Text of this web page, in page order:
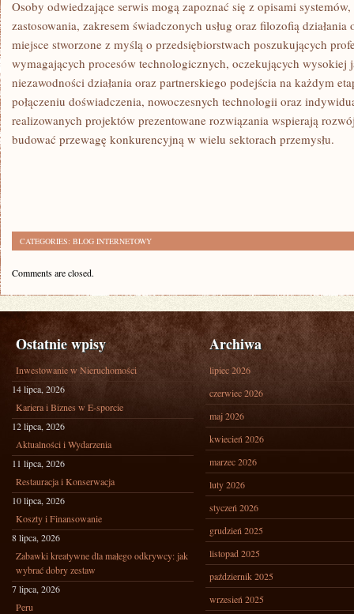
Osoby odwiedzające serwis mogą zapoznać się z opisami
zastosowania, zakresem świadczonych usług oraz filozofią
miejsce stworzone z myślą o przedsiębiorstwach poszukujących
wymagających procesów technologicznych, oczekujących wysokiej
niezawodności działania oraz partnerskiego podejścia na każdym
połączeniu doświadczenia, nowoczesnych technologii oraz
realizowanych projektów prezentowane rozwiązania wspierają
budować przewagę konkurencyjną w wielu sektorach przemysłu.
CATEGORIES: BLOG INTERNETOWY
Comments are closed.
Ostatnie wpisy
Inwestowanie w Nieruchomości
14 lipca, 2026
Kariera i Biznes w E-sporcie
12 lipca, 2026
Aktualności i Wydarzenia
11 lipca, 2026
Restauracja i Konserwacja
10 lipca, 2026
Koszty i Finansowanie
8 lipca, 2026
Zabawki kreatywne dla małego odkrywcy: jak
wybrać dobry zestaw
7 lipca, 2026
Peru
Archiwa
lipiec 2026
czerwiec 2026
maj 2026
kwiecień 2026
marzec 2026
luty 2026
styczeń 2026
grudzień 2025
listopad 2025
październik 2025
wrzesień 2025